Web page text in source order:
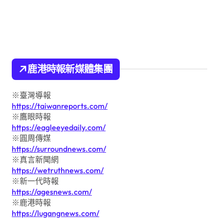
鹿港時報新媒體集團
※臺灣導報
https://taiwanreports.com/
※鷹眼時報
https://eagleeyedaily.com/
※圓周傳媒
https://surroundnews.com/
※真言新聞網
https://wetruthnews.com/
※新一代時報
https://agesnews.com/
※鹿港時報
https://lugangnews.com/